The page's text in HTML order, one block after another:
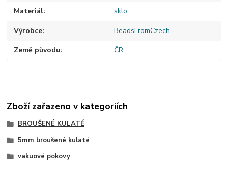
Materiál sklo
Výrobce BeadsFromCzech
Země původu ČR
Zboží zařazeno v kategoriích
BROUŠENÉ KULATÉ
5mm broušené kulaté
vakuové pokovy